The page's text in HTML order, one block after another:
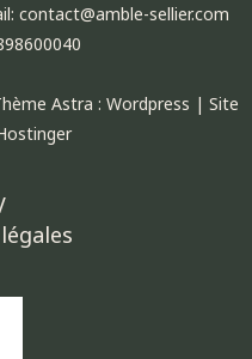
contact@amble-sellier.com
Astra : Wordpress | Site